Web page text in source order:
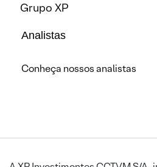
Grupo XP
Analistas
Conheça nossos analistas